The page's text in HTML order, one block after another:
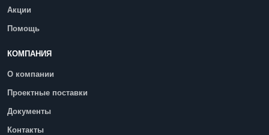
Акции
Помощь
КОМПАНИЯ
О компании
Проектные поставки
Документы
Контакты